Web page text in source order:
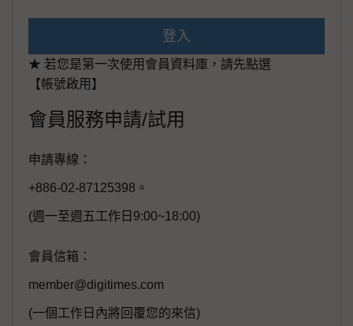
登入
★ 若您是第一次使用會員資料庫，請先點選
【帳號啟用】
會員服務申請/試用
申請專線：
+886-02-87125398。
(週一至週五工作日9:00~18:00)
會員信箱：
member@digitimes.com
(一個工作日內將回覆您的來信)